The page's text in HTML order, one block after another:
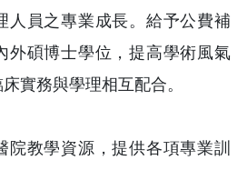
人員之專業成長。給予公費補
外碩博士學位，提高學術風氣
實務與學理相互配合。
院教學資源，提供各項專業訓